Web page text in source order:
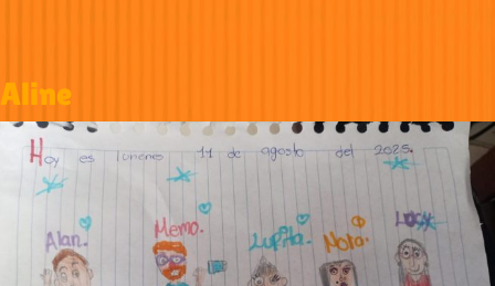
Aline